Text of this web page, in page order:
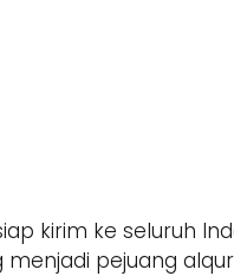
kirim ke seluruh
pejuang